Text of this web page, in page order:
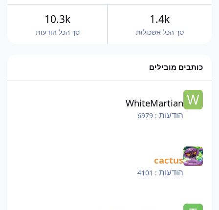
סך הכל אשכולות
1.4k
סך הכל הודעות
10.3k
כותבים מובילים
WhiteMartian
הודעות : 6979
cactus
הודעות : 4101